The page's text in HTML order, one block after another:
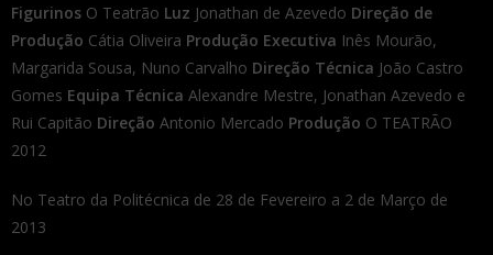
Figurinos O Teatrão Luz Jonathan de Azevedo Direção de
Produção Cátia Oliveira Produção Executiva Inês Mourão,
Margarida Sousa, Nuno Carvalho Direção Técnica João Castro
Gomes Equipa Técnica Alexandre Mestre, Jonathan Azevedo e
Rui Capitão Direção Antonio Mercado Produção O TEATRÃO
2012
No Teatro da Politécnica de 28 de Fevereiro a 2 de Março de
2013